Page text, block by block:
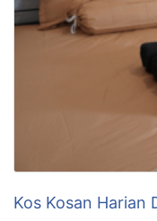
Kos Kosan Harian